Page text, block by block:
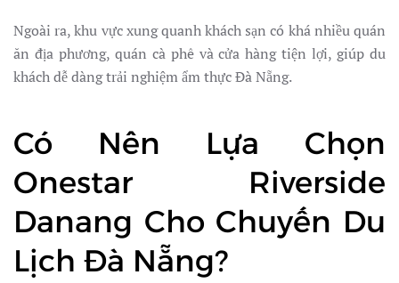
Ngoài ra, khu vực xung quanh khách sạn có khá nhiều quán
ăn địa phương, quán cà phê và cửa hàng tiện lợi, giúp du
khách dễ dàng trải nghiệm ẩm thực Đà Nẵng.
Có Nên Lựa Chọn
Onestar Riverside
Danang Cho Chuyến Du
Lịch Đà Nẵng?